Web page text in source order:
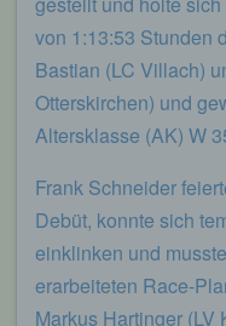
von 1:13:53 Stunden
Bastian (LC Villach)
Otterskirchen) und
Altersklasse (AK) W
Frank Schneider
Debüt, konnte sich
einklinken und
erarbeiteten Race-
Markus Hartinger (LV